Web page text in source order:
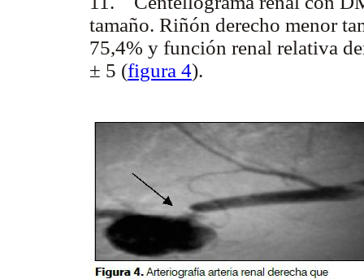
tamaño. Riñón derecho menor
75,4% y función renal relativa
± 5 (figura 4).